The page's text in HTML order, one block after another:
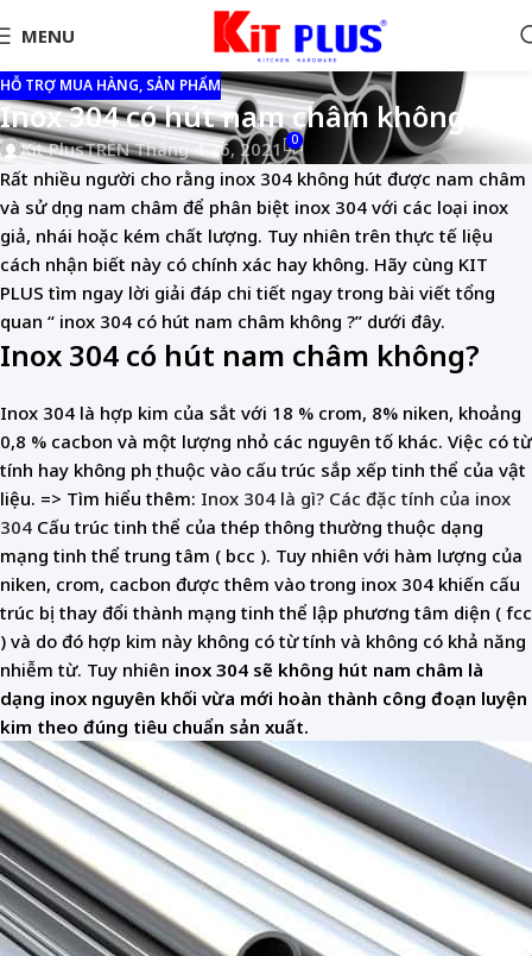
MENU
HỖ TRỢ MUA HÀNG, SẢN PHẨM
Inox 304 có hút nam châm không?
Kit PlusTRÊN Tháng 4 26, 2021 0
Rất nhiều người cho rằng inox 304 không hút được nam châm
và sử dụng nam châm để phân biệt inox 304 với các loại inox
giả, nhái hoặc kém chất lượng. Tuy nhiên trên thực tế liệu
cách nhận biết này có chính xác hay không. Hãy cùng KIT
PLUS tìm ngay lời giải đáp chi tiết ngay trong bài viết tổng
quan “ inox 304 có hút nam châm không ?” dưới đây.
Inox 304 có hút nam châm không?
Inox 304 là hợp kim của sắt với 18 % crom, 8% niken, khoảng
0,8 % cacbon và một lượng nhỏ các nguyên tố khác. Việc có từ
tính hay không phụ thuộc vào cấu trúc sắp xếp tinh thể của vật
liệu. => Tìm hiểu thêm: Inox 304 là gì? Các đặc tính của inox
304 Cấu trúc tinh thể của thép thông thường thuộc dạng
mạng tinh thể trung tâm ( bcc ). Tuy nhiên với hàm lượng của
niken, crom, cacbon được thêm vào trong inox 304 khiến cấu
trúc bị thay đổi thành mạng tinh thể lập phương tâm diện ( fcc
) và do đó hợp kim này không có từ tính và không có khả năng
nhiễm từ. Tuy nhiên inox 304 sẽ không hút nam châm là
dạng inox nguyên khối vừa mới hoàn thành công đoạn luyện
kim theo đúng tiêu chuẩn sản xuất.